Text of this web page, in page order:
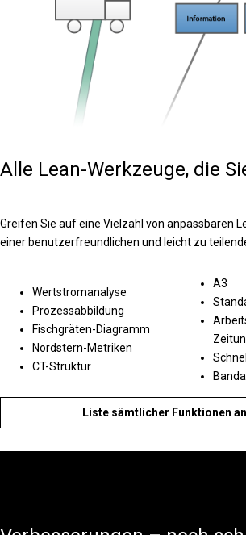
Alle Lean-Werkzeuge, die
Greifen Sie auf eine Vielzahl von anpassbaren
einer benutzerfreundlichen und leicht zu
Wertstromanalyse
Prozessabbildung
Fischgräten-Diagramm
Nordstern-Metriken
CT-Struktur
A3
Liste sämtlicher Funktionen